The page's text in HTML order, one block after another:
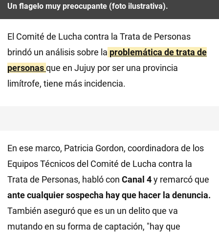
Un flagelo muy preocupante (foto ilustrativa).
El Comité de Lucha contra la Trata de Personas
brindó un análisis sobre la problemática de trata de
personasque en Jujuy por ser una provincia
limítrofe, tiene más incidencia.
En ese marco, Patricia Gordon, coordinadora de los
Equipos Técnicos del Comité de Lucha contra la
Trata de Personas, habló con Canal 4y remarcó que
ante cualquier sospecha hay que hacer la denuncia.
También aseguró que es un un delito que va
mutando en su forma de captación, "hay que